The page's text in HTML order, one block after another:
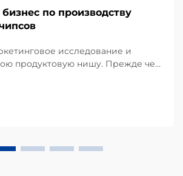
по производству
исследование и
продуктовую нишу. Прежде чем
потребителей.